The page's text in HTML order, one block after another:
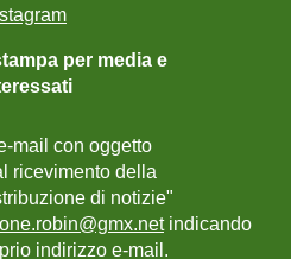
per media e
mail con oggetto
ricevimento della
di notizie"
indicando
indirizzo e-mail.